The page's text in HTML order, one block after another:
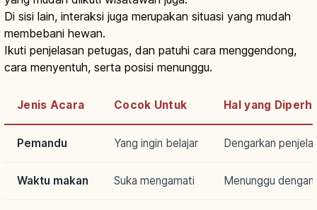
Di sisi lain, interaksi juga merupakan situasi yang mudah
membebani hewan.
Ikuti penjelasan petugas, dan patuhi cara menggendong,
cara menyentuh, serta posisi menunggu.
Jenis Acara Cocok Untuk Hal yang
Pemandu Yang ingin belajar Dengarkan
Waktu makan Suka mengamati Menunggu